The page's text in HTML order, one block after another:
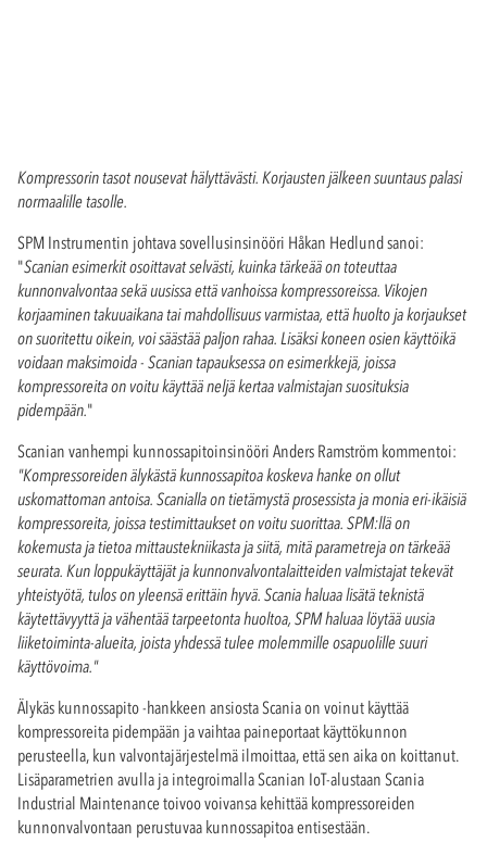
Kompressorin tasot nousevat hälyttävästi. Korjausten jälkeen suuntaus palasi
normaalille tasolle.
SPM Instrumentin johtava sovellusinsinööri Håkan Hedlund sanoi:
"Scanian esimerkit osoittavat selvästi, kuinka tärkeää on toteuttaa
kunnonvalvontaa sekä uusissa että vanhoissa kompressoreissa. Vikojen
korjaaminen takuuaikana tai mahdollisuus varmistaa, että huolto ja korjaukset
on suoritettu oikein, voi säästää paljon rahaa. Lisäksi koneen osien käyttöikä
voidaan maksimoida - Scanian tapauksessa on esimerkkejä, joissa
kompressoreita on voitu käyttää neljä kertaa valmistajan suosituksia
pidempään."
Scanian vanhempi kunnossapitoinsinööri Anders Ramström kommentoi:
"Kompressoreiden älykästä kunnossapitoa koskeva hanke on ollut
uskomattoman antoisa. Scanialla on tietämystä prosessista ja monia eri-ikäisiä
kompressoreita, joissa testimittaukset on voitu suorittaa. SPM:llä on
kokemusta ja tietoa mittaustekniikasta ja siitä, mitä parametreja on tärkeää
seurata. Kun loppukäyttäjät ja kunnonvalvontalaitteiden valmistajat tekevät
yhteistyötä, tulos on yleensä erittäin hyvä. Scania haluaa lisätä teknistä
käytettävyyttä ja vähentää tarpeetonta huoltoa, SPM haluaa löytää uusia
liiketoiminta-alueita, joista yhdessä tulee molemmille osapuolille suuri
käyttövoima."
Älykäs kunnossapito -hankkeen ansiosta Scania on voinut käyttää
kompressoreita pidempään ja vaihtaa paineportaat käyttökunnon
perusteella, kun valvontajärjestelmä ilmoittaa, että sen aika on koittanut.
Lisäparametrien avulla ja integroimalla Scanian IoT-alustaan Scania
Industrial Maintenance toivoo voivansa kehittää kompressoreiden
kunnonvalvontaan perustuvaa kunnossapitoa entisestään.